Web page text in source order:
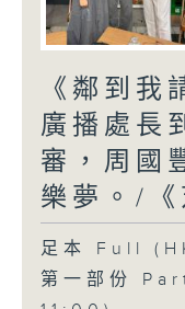
《鄰到我
廣播處長
審，周國
樂夢。/《
足本 Full
第一部份